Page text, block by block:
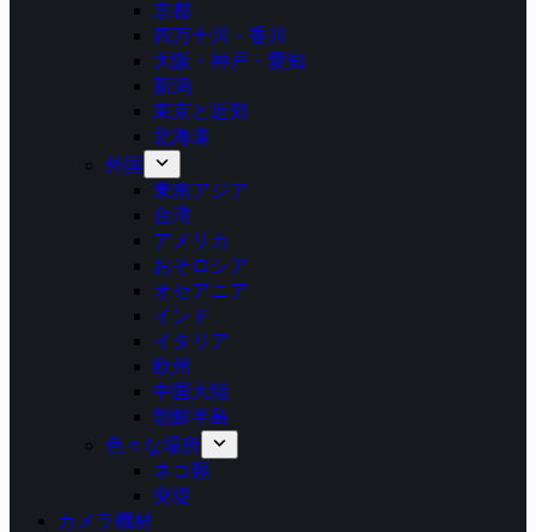
京都
四万十川・香川
大阪・神戸・愛知
新潟
東京と近郊
北海道
外国
東南アジア
台湾
アメリカ
おそロシア
オセアニア
インド
イタリア
欧州
中国大陸
朝鮮半島
色々な場所
ネコ類
突堤
カメラ機材